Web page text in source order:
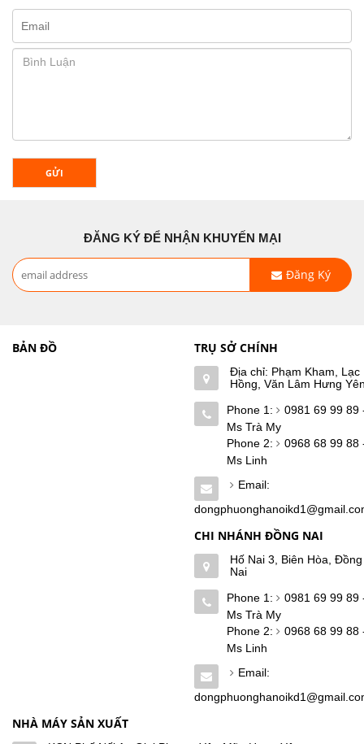
GỬI
ĐĂNG KÝ ĐỂ NHẬN KHUYẾN MẠI
Đăng Ký
BẢN ĐỒ TRỤ SỞ CHÍNH
Địa chỉ: Phạm Kham, Lạc
Hồng, Văn Lâm Hưng
Phone 1:
0981 69 99 89
Ms Trà My
Phone 2:
0968 68 99 88
Ms Linh
Email:
CHI NHÁNH ĐỒNG NAI
Hố Nai 3, Biên Hòa, Đồng
Nai
Phone 1:
0981 69 99 89
Ms Trà My
Phone 2:
0968 68 99 88
Ms Linh
Email:
NHÀ MÁY SẢN XUẤT